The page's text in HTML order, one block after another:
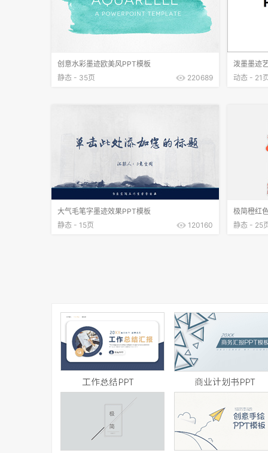
创意水彩墨迹欧美风PPT模板
静态 - 35页
220689
泼墨墨迹
动态 - 21
大气毛笔字墨迹效果PPT模板
静态 - 15页
120160
极简橙红
静态 - 25